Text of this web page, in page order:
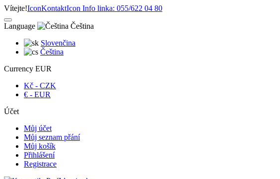
Vítejte!IconKontaktIcon Info linka: 055/622 04 80
Language
Čeština
Slovenčina
Čeština
Currency EUR
Kč - CZK
€ - EUR
Účet
Můj účet
Můj seznam přání
Můj košík
Přihlášení
Registrace